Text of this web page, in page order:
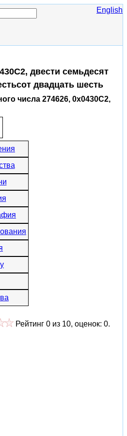
English
двести семьдесят
двадцать шесть
числа 274626, 0x0430C2,
Рейтинг 0 из 10, оценок: 0.